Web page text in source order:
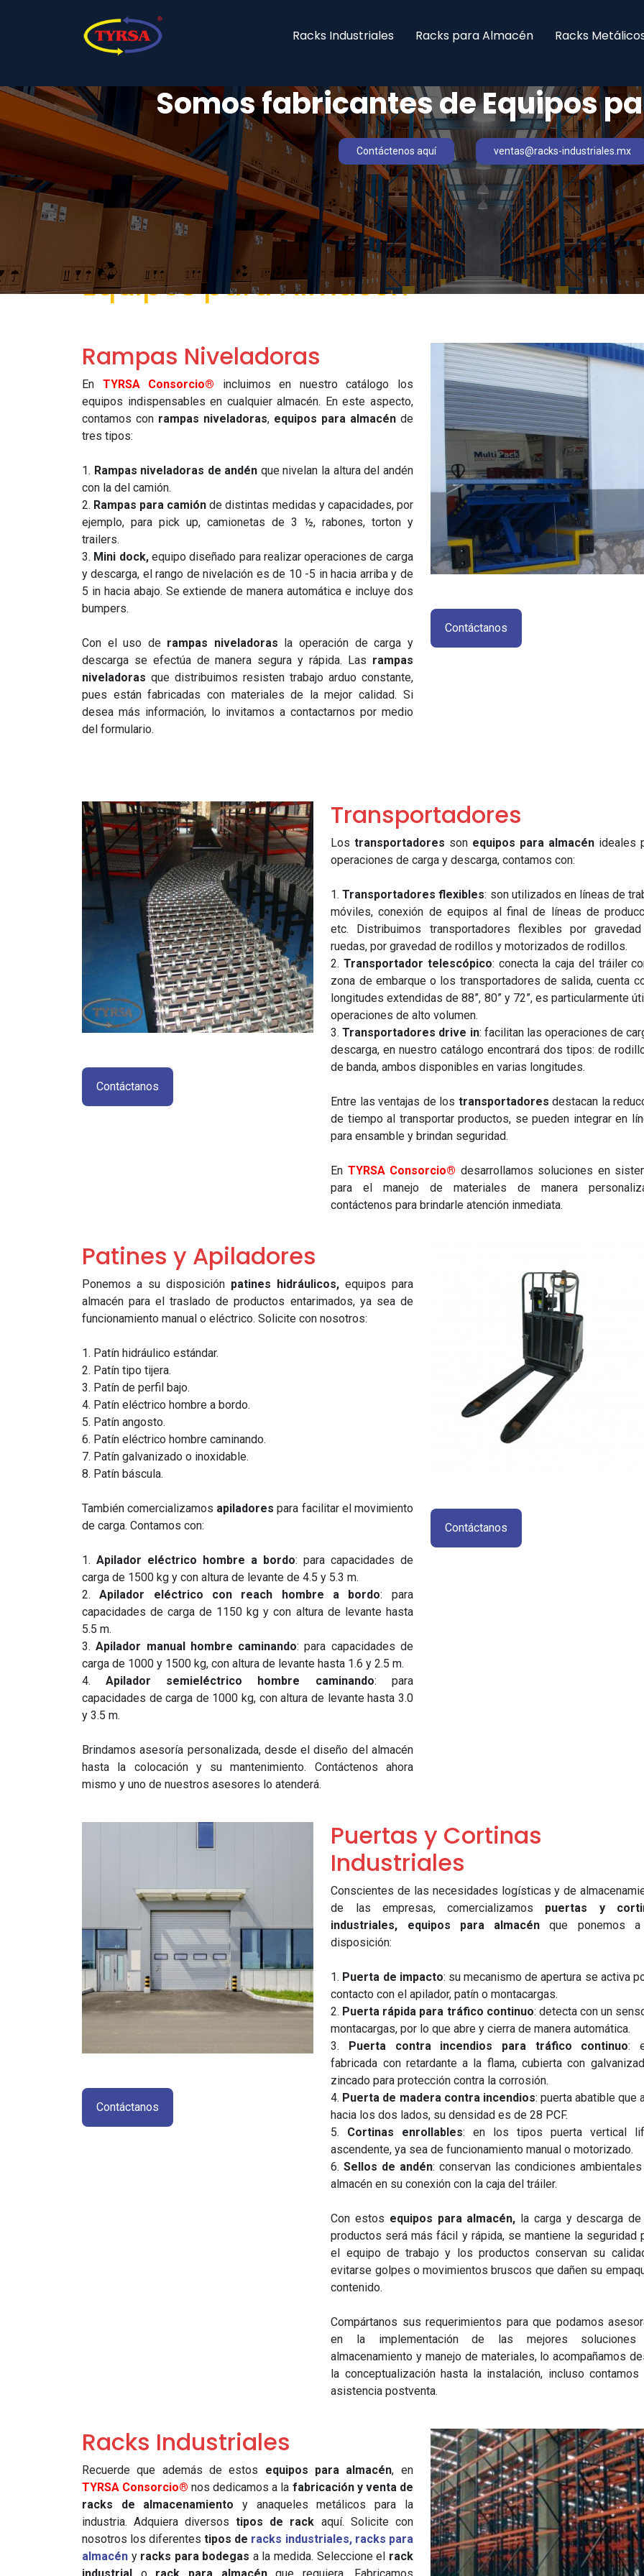
Racks Industriales Racks para Almacén Racks
Somos fabricantes de Equipos
Contáctenos aquí ventas@racks-industriales.mx
Equipos para Almacén
Rampas Niveladoras
En TYRSA Consorcio®
incluimos en nuestro catálogo los
equipos indispensables en cualquier almacén. En este aspecto,
contamos con rampas niveladoras, equipos para almacénde
tres tipos:
1. Rampas niveladoras de andén que nivelan la altura del andén
con la del camión.
2. Rampas para camión de distintas medidas y capacidades, por
ejemplo, para pick up, camionetas de 3 ½, rabones, torton y
trailers.
3. Mini dock,equipo diseñado para realizar operaciones de carga
y descarga, el rango de nivelación es de 10 -5 in hacia arriba y de
5 in hacia abajo. Se extiende de manera automática e incluye dos
bumpers.
Con el uso de rampas niveladoras la operación de carga y
descarga se efectúa de manera segura y rápida. Las rampas
niveladoras que distribuimos resisten trabajo arduo constante,
pues están fabricadas con materiales de la mejor calidad. Si
desea más información, lo invitamos a contactarnos por medio
del formulario.
Contáctanos
Contáctanos
Transportadores
Lostransportadores son equipos para almacén ideales
operaciones de carga y descarga, contamos con:
1.Transportadores flexibles: son utilizados en líneas de
móviles, conexión de equipos al final de líneas de
etc. Distribuimos transportadores flexibles por
ruedas, por gravedad de rodillos y motorizados de rodillos.
2. Transportador telescópico: conecta la caja del tráiler
zona de embarque o los transportadores de salida, cuenta
longitudes extendidas de 88”, 80” y 72”, es particularmente
operaciones de alto volumen.
3.Transportadores drive in: facilitan las operaciones de
descarga, en nuestro catálogo encontrará dos tipos: de
de banda, ambos disponibles en varias longitudes.
Entre las ventajas de los transportadores destacan la
de tiempo al transportar productos, se pueden integrar en
para ensamble y brindan seguridad.
En TYRSA Consorcio® desarrollamos soluciones en
para el manejo de materiales de manera
contáctenos para brindarle atención inmediata.
Patines y Apiladores
Ponemos a su disposición patines hidráulicos,equipos para
almacén para el traslado de productos entarimados, ya sea de
funcionamiento manual o eléctrico. Solicite con nosotros:
1. Patín hidráulico estándar.
2. Patín tipo tijera.
3. Patín de perfil bajo.
4. Patín eléctrico hombre a bordo.
5. Patín angosto.
6. Patín eléctrico hombre caminando.
7. Patín galvanizado o inoxidable.
8. Patín báscula.
También comercializamos apiladores para facilitar el movimiento
de carga. Contamos con:
1. Apilador eléctrico hombre a bordo: para capacidades de
carga de 1500 kg y con altura de levante de 4.5 y 5.3 m.
2.Apilador eléctrico con reach hombre a bordo: para
capacidades de carga de 1150 kg y con altura de levante hasta
5.5 m.
3.Apilador manual hombre caminando: para capacidades de
carga de 1000 y 1500 kg, con altura de levante hasta 1.6 y 2.5 m.
4.Apilador semieléctrico hombre caminando: para
capacidades de carga de 1000 kg, con altura de levante hasta 3.0
y 3.5 m.
Brindamos asesoría personalizada, desde el diseño del almacén
hasta la colocación y su mantenimiento. Contáctenos ahora
mismo y uno de nuestros asesores lo atenderá.
Contáctanos
Contáctanos
Puertas y Cortinas
Industriales
Conscientes de las necesidades logísticas y de
de las empresas, comercializamos puertas y
industriales,
equipos para almacén que ponemos
disposición:
1. Puerta de impacto: su mecanismo de apertura se activa
contacto con el apilador, patín o montacargas.
2. Puerta rápida para tráfico continuo: detecta con un
montacargas, por lo que abre y cierra de manera automática.
3. Puerta contra incendios para tráfico continuo:
fabricada con retardante a la flama, cubierta con
zincado para protección contra la corrosión.
4. Puerta de madera contra incendios: puerta abatible que
hacia los dos lados, su densidad es de 28 PCF.
5. Cortinas enrollables: en los tipos puerta vertical
ascendente, ya sea de funcionamiento manual o motorizado.
6.Sellos de andén: conservan las condiciones
almacén en su conexión con la caja del tráiler.
Con estos equipos para almacén, la carga y descarga
productos será más fácil y rápida, se mantiene la seguridad
el equipo de trabajo y los productos conservan su
evitarse golpes o movimientos bruscos que dañen su
contenido.
Compártanos sus requerimientos para que podamos
en la implementación de las mejores
almacenamiento y manejo de materiales, lo acompañamos
la conceptualización hasta la instalación, incluso contamos
asistencia postventa.
Racks Industriales
Recuerde que además de estos equipos para almacén, en
TYRSA Consorcio® nos dedicamos a la fabricación y venta de
racks de almacenamiento y anaqueles metálicos para la
industria. Adquiera diversostipos de rack aquí. Solicite con
nosotros los diferentestipos de racks industriales, racks para
almacén y racks para bodegas a la medida. Seleccione el rack